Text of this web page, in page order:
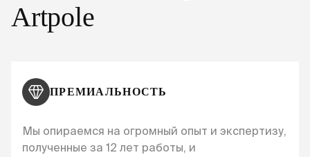
Artpole
ПРЕМИАЛЬНОСТЬ
Мы опираемся на огромный опыт и экспертизу,
полученные за 12 лет работы, и